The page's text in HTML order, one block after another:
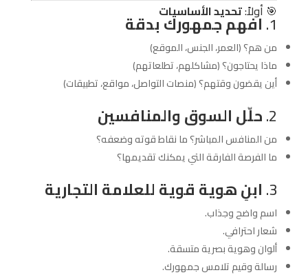
🎯 أولاً:تحديد الأساسيات 1. افهم جمهورك بدقة
من هم؟ (العمر، الجنس، الموقع)
ماذا يحتاجون؟ (مشاكلهم، تطلعاتهم)
أين يقضون وقتهم؟ (منصات التواصل، مواقع، تطبيقات)
2. حلّل السوق والمنافسين
من المنافس المباشر؟ ما نقاط قوته وضعفه؟
ما الفرصة الفارقة التي يمكنك تقديمها؟
3. ابنِ هوية قوية للعلامة التجارية
اسم واضح وجذاب.
شعار احترافي.
ألوان وهوية بصرية متسقة.
رسالة وقيم تلامس جمهورك.